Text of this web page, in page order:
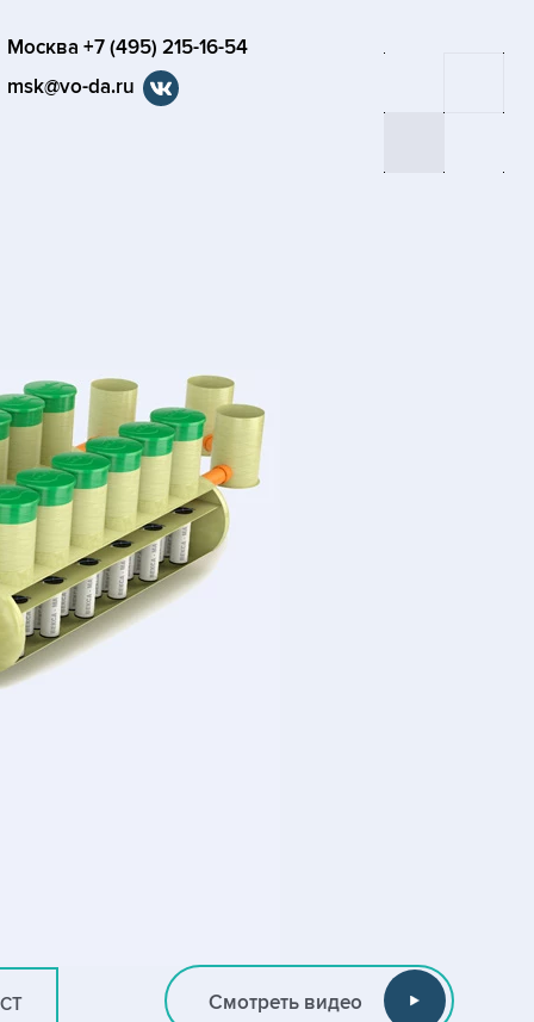
Москва +7 (495) 215-16-54
msk@vo-da.ru
Смотреть видео